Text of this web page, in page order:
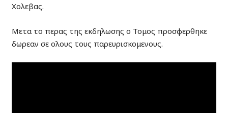
Χολεβας.
Μετα το περας της εκδηλωσης ο Τομος προσφερθηκε
δωρεαν σε ολους τους παρευρισκομενους.